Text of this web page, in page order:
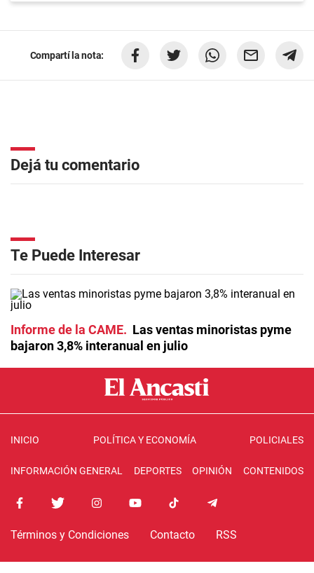
Compartí la nota:
Dejá tu comentario
Te Puede Interesar
Informe de la CAME
Las ventas minoristas pyme
bajaron 3,8% interanual en julio
INICIO POLÍTICA Y ECONOMÍA POLICIALES
INFORMACIÓN GENERAL DEPORTES OPINIÓN CONTENIDOS
Términos y Condiciones Contacto RSS